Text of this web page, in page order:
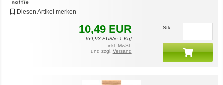
Diesen Artikel merken
10,49 EUR
[69,93EUR/je 1 Kg]
inkl. MwSt.
und zzgl. Versand
Stk